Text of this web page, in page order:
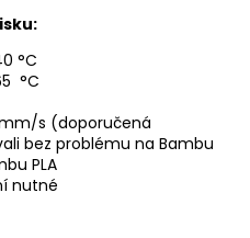
°C
°C
s (doporučená
bez problému na Bambu
PLA
nutné